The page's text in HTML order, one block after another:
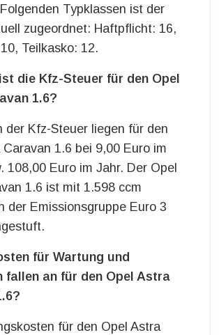
Typklassen ist der
zugeordnet: Haftpflicht: 16,
Teilkasko: 12.
die Kfz-Steuer für den Opel
1.6?
der Kfz-Steuer liegen für den
Caravan 1.6 bei 9,00 Euro im
108,00 Euro im Jahr. Der Opel
1.6 ist mit 1.598 ccm
der Emissionsgruppe Euro 3
für Wartung und
fallen an für den Opel Astra
für den Opel Astra